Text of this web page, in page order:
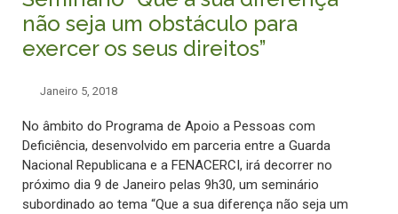
não seja um obstáculo para
exercer os seus direitos”
Janeiro 5, 2018
No âmbito do Programa de Apoio a Pessoas com
Deficiência, desenvolvido em parceria entre a Guarda
Nacional Republicana e a FENACERCI, irá decorrer no
próximo dia 9 de Janeiro pelas 9h30, um seminário
subordinado ao tema “Que a sua diferença não seja um